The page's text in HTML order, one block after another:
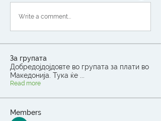
Write a comment...
За групата
Добредојдојдовте во групата за плати во
Македонија. Тука ќе ...
Read more
Members